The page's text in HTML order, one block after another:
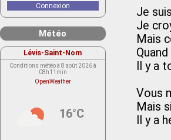
Je
Je
Mais
Il y a
Vous
Mais
Il y a
Connexion
Météo
Lévis-Saint-Nom
Conditions météo à 8 août 2026 à
08h11min
OpenWeather
16°C